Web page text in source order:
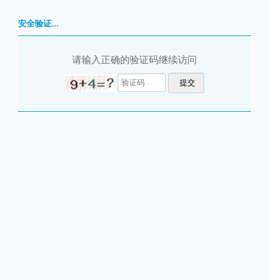
安全验证...
请输入正确的验证码继续访问